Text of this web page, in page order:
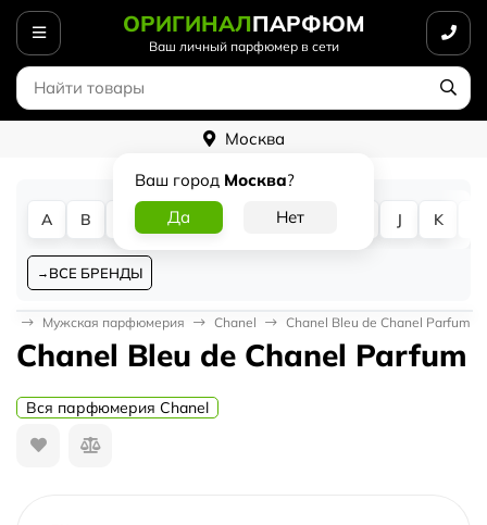
ОРИГИНАЛПАРФЮМ
Ваш личный парфюмер в сети
Москва
Ваш город Москва?
A B D G J K
ВСЕ БРЕНДЫ
Мужская парфюмерия Chanel Chanel Bleu de Chanel Parfum
Chanel Bleu de Chanel Parfum
Вся парфюмерия Chanel